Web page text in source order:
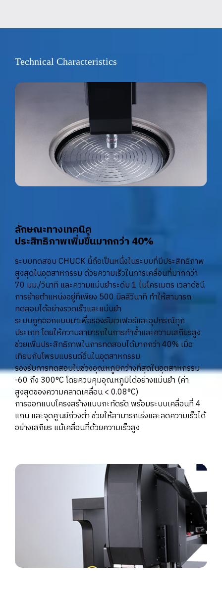
Technical Characteristics
ลักษณะทางเทคนิค
ประสิทธิภาพเพิ่มขึ้นมากกว่า 40%
ระบบทดสอบ CHUCK นี้ถือเป็นหนึ่งในระบบที่มีประสิทธิภาพ
สูงสุดในอุตสาหกรรม ด้วยความเร็วในการเคลื่อนที่มากกว่า
70 มม./วินาที และความแม่นยำระดับ 1 ไมโครเมตร เวลาดัชนี
การย้ายตำแหน่งอยู่ที่เพียง 500 มิลลิวินาที ทำให้สามารถ
ทดสอบได้อย่างรวดเร็วและแม่นยำ
ระบบถูกออกแบบมาเพื่อรองรับเวเฟอร์และอุปกรณ์ทุก
ประเภท โดยให้ความสามารถในการทำซ้ำและความเสถียรสูง
ช่วยเพิ่มประสิทธิภาพในการทดสอบได้มากกว่า 40% เมื่อ
เทียบกับโพรบแบรนด์อื่นในอุตสาหกรรม
รองรับการทดสอบในช่วงอุณหภูมิกว้างที่สุดในอุตสาหกรรม
-60 ถึง 300°C โดยควบคุมอุณหภูมิได้อย่างแม่นยำ (ค่า
สูงสุดของความคลาดเคลื่อน < 0.08°C)
การออกแบบโครงสร้างแบบกะทัดรัด พร้อมระบบเคลื่อนที่ 4
แกน และจุดศูนย์ถ่วงต่ำ ช่วยให้สามารถเร่งและลดความเร็วได้
อย่างเสถียร แม้เคลื่อนที่ด้วยความเร็วสูง